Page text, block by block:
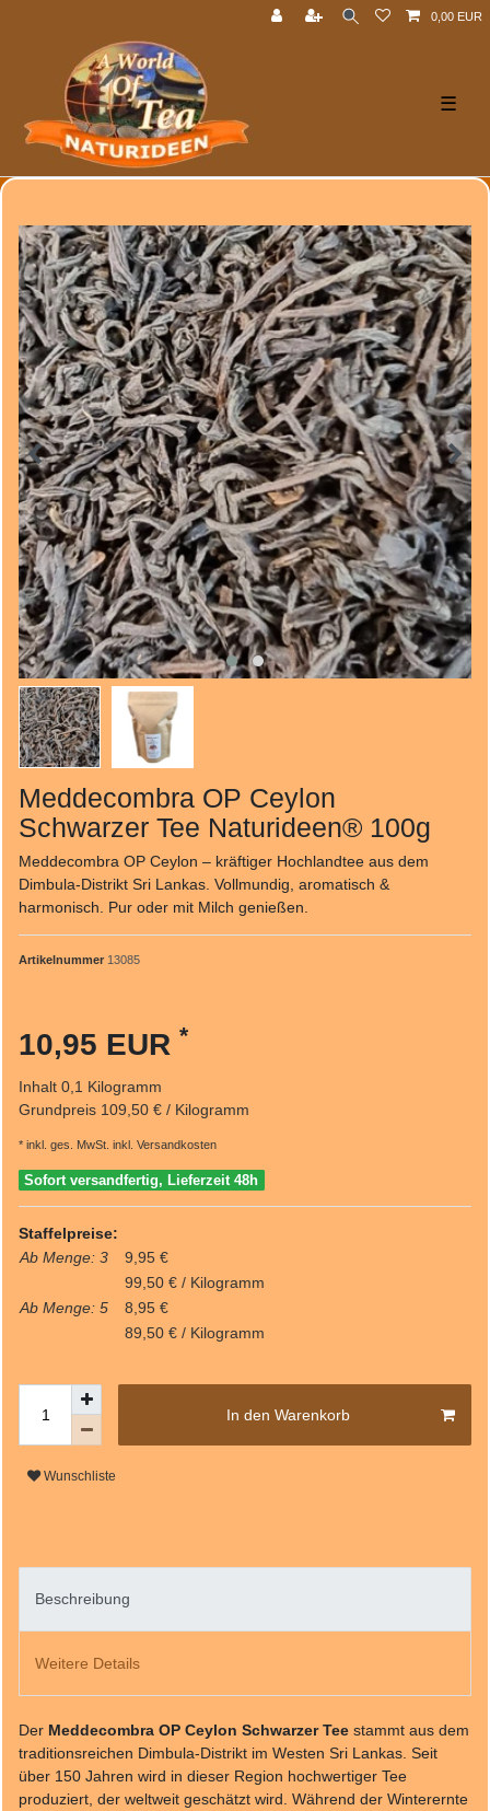
0,00 EUR
☰
Meddecombra OP Ceylon
Schwarzer Tee Naturideen® 100g
Meddecombra OP Ceylon – kräftiger Hochlandtee aus dem
Dimbula-Distrikt Sri Lankas. Vollmundig, aromatisch &
harmonisch. Pur oder mit Milch genießen.
Artikelnummer 13085
10,95 EUR *
Inhalt 0,1 Kilogramm
Grundpreis 109,50 € / Kilogramm
* inkl. ges. MwSt. inkl. Versandkosten
Sofort versandfertig, Lieferzeit 48h
Staffelpreise:
Ab Menge: 3
9,95 €
99,50 € / Kilogramm
Ab Menge: 5
8,95 €
89,50 € / Kilogramm
In den Warenkorb
Wunschliste
Beschreibung
Weitere Details
Der Meddecombra OP Ceylon Schwarzer Tee stammt aus dem
traditionsreichen Dimbula-Distrikt im Westen Sri Lankas. Seit
über 150 Jahren wird in dieser Region hochwertiger Tee
produziert, der weltweit geschätzt wird. Während der Winterernte